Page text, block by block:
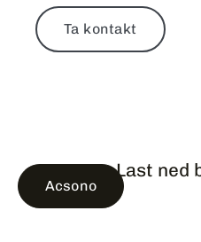
Ta kontakt
Last ned
Acsono